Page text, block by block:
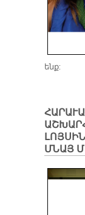
ենք:
ՄՆԱՅ